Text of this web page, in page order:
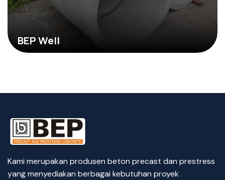
BEP Well
Kami merupakan produsen beton precast dan prestress
yang menyediakan berbagai kebutuhan proyek